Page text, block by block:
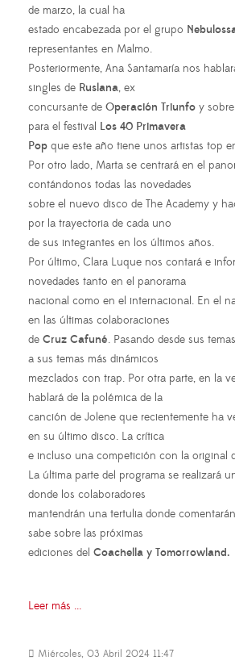
de marzo, la cual ha
estado encabezada por el grupo
representantes en Malmo.
Posteriormente, Ana Santamaría nos
singles de Ruslana, ex
concursante de Operación Triunfo y
para el festival Los 40 Primavera
Pop que este año tiene unos artistas top
Por otro lado, Marta se centrará en el
contándonos todas las novedades
sobre el nuevo disco de The Academy y
por la trayectoria de cada uno
de sus integrantes en los últimos años.
Por último, Clara Luque nos contará e
novedades tanto en el panorama
nacional como en el internacional. En el
en las últimas colaboraciones
de Cruz Cafuné. Pasando desde sus
a sus temas más dinámicos
mezclados con trap. Por otra parte, en la
hablará de la polémica de la
canción de Jolene que recientemente ha
en su último disco. La crítica
e incluso una competición con la original
La última parte del programa se realizará
donde los colaboradores
mantendrán una tertulia donde
sabe sobre las próximas
ediciones del Coachella y Tomorrowland.
Leer más ...
Miércoles, 03 Abril 2024 11:47